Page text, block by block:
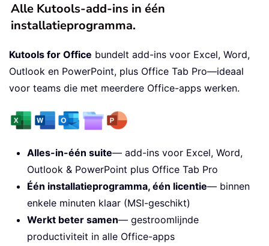
Alle Kutools-add-ins in één
installatieprogramma.
Kutools for Office bundelt add-ins voor Excel, Word,
Outlook en PowerPoint, plus Office Tab Pro—ideaal
voor teams die met meerdere Office-apps werken.
Alles-in-één suite— add-ins voor Excel, Word,
Outlook & PowerPoint plus Office Tab Pro
Één installatieprogramma, één licentie— binnen
enkele minuten klaar (MSI-geschikt)
Werkt beter samen— gestroomlijnde
productiviteit in alle Office-apps